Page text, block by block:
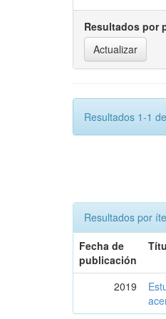
Resultados por
Resultados 1-1
Resultados por
Fecha de
publicación
2019